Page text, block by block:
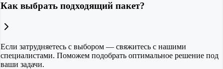
Как выбрать подходящий пакет?
Если затрудняетесь с выбором — свяжитесь с нашими
специалистами. Поможем подобрать оптимальное решение под
ваши задачи.